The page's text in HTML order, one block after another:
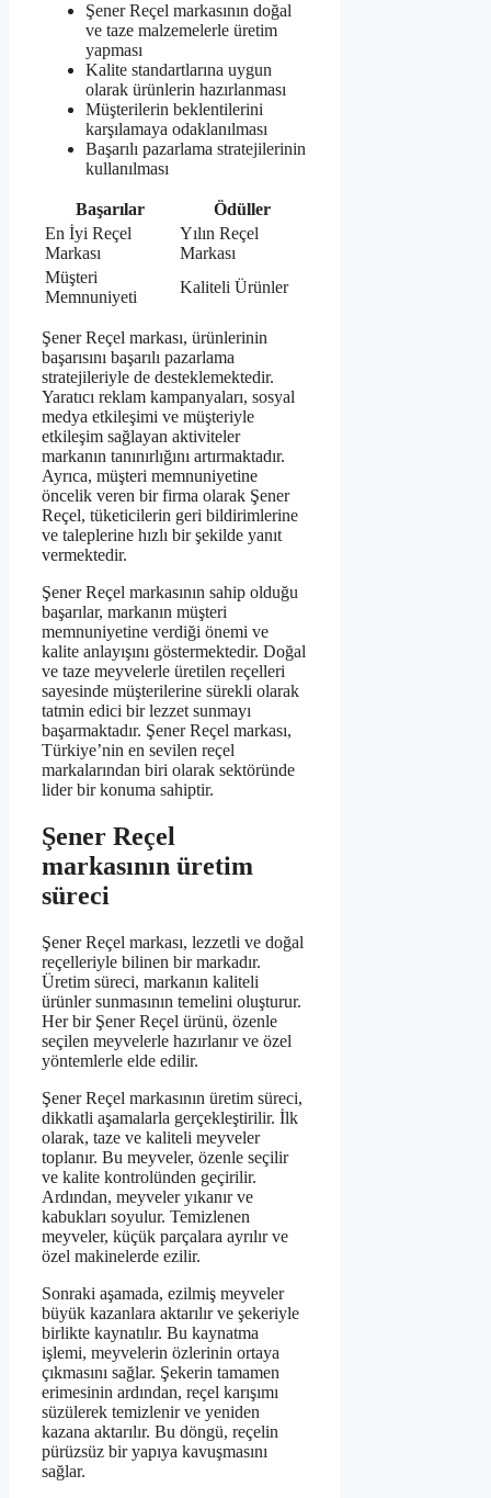
Şener Reçel markasının doğal
ve taze malzemelerle üretim
yapması
Kalite standartlarına uygun
olarak ürünlerin hazırlanması
Müşterilerin beklentilerini
karşılamaya odaklanılması
Başarılı pazarlama stratejilerinin
kullanılması
Başarılar
Ödüller
En İyi Reçel
Markası
Yılın Reçel
Markası
Müşteri
Memnuniyeti
Kaliteli Ürünler
Şener Reçel markası, ürünlerinin
başarısını başarılı pazarlama
stratejileriyle de desteklemektedir.
Yaratıcı reklam kampanyaları, sosyal
medya etkileşimi ve müşteriyle
etkileşim sağlayan aktiviteler
markanın tanınırlığını artırmaktadır.
Ayrıca, müşteri memnuniyetine
öncelik veren bir firma olarak Şener
Reçel, tüketicilerin geri bildirimlerine
ve taleplerine hızlı bir şekilde yanıt
vermektedir.
Şener Reçel markasının sahip olduğu
başarılar, markanın müşteri
memnuniyetine verdiği önemi ve
kalite anlayışını göstermektedir. Doğal
ve taze meyvelerle üretilen reçelleri
sayesinde müşterilerine sürekli olarak
tatmin edici bir lezzet sunmayı
başarmaktadır. Şener Reçel markası,
Türkiye’nin en sevilen reçel
markalarından biri olarak sektöründe
lider bir konuma sahiptir.
Şener Reçel
markasının üretim
süreci
Şener Reçel markası, lezzetli ve doğal
reçelleriyle bilinen bir markadır.
Üretim süreci, markanın kaliteli
ürünler sunmasının temelini oluşturur.
Her bir Şener Reçel ürünü, özenle
seçilen meyvelerle hazırlanır ve özel
yöntemlerle elde edilir.
Şener Reçel markasının üretim süreci,
dikkatli aşamalarla gerçekleştirilir. İlk
olarak, taze ve kaliteli meyveler
toplanır. Bu meyveler, özenle seçilir
ve kalite kontrolünden geçirilir.
Ardından, meyveler yıkanır ve
kabukları soyulur. Temizlenen
meyveler, küçük parçalara ayrılır ve
özel makinelerde ezilir.
Sonraki aşamada, ezilmiş meyveler
büyük kazanlara aktarılır ve şekeriyle
birlikte kaynatılır. Bu kaynatma
işlemi, meyvelerin özlerinin ortaya
çıkmasını sağlar. Şekerin tamamen
erimesinin ardından, reçel karışımı
süzülerek temizlenir ve yeniden
kazana aktarılır. Bu döngü, reçelin
pürüzsüz bir yapıya kavuşmasını
sağlar.